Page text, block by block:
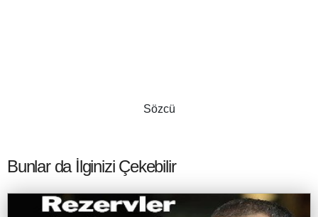
Sözcü
Bunlar da İlginizi Çekebilir